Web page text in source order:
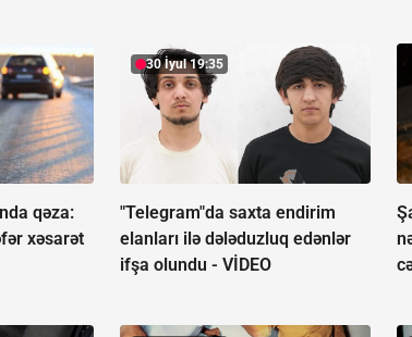
qəza:
xəsarət
30 İyul 19:35
"Telegram"da saxta endirim
elanları ilə dələduzluq edənlər
ifşa olundu -VİDEO